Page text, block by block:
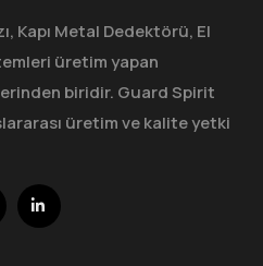
Kapı Metal Dedektörü, El
üretim yapan
biridir. Guard Spirit
üretim ve kalite yetki